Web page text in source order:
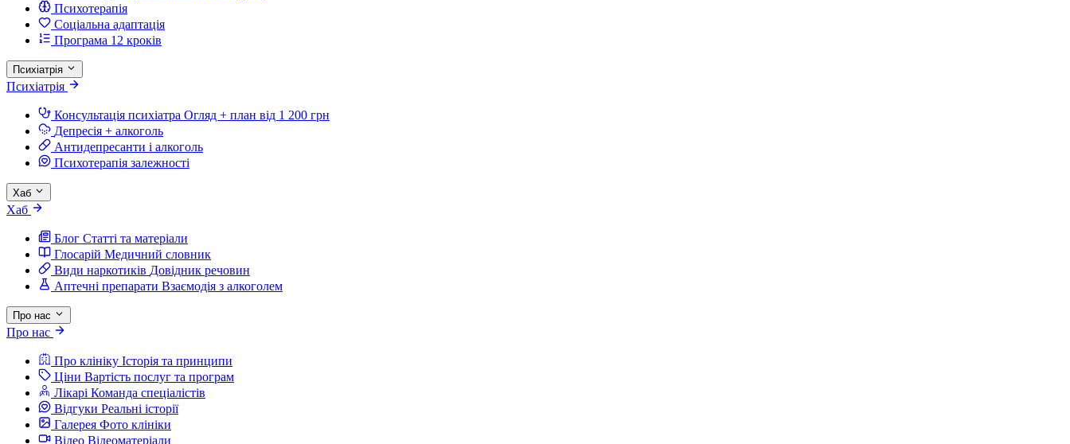
Психотерапія
Соціальна адаптація
Програма 12 кроків
Психіатрія
Психіатрія
Консультація психіатра Огляд + план від 1 200 грн
Депресія + алкоголь
Антидепресанти і алкоголь
Психотерапія залежності
Хаб
Хаб
Блог Статті та матеріали
Глосарій Медичний словник
Види наркотиків Довідник речовин
Аптечні препарати Взаємодія з алкоголем
Про нас
Про нас
Про клініку Історія та принципи
Ціни Вартість послуг та програм
Лікарі Команда спеціалістів
Відгуки Реальні історії
Галерея Фото клініки
Відео Відеоматеріали